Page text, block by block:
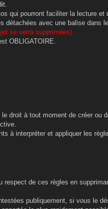
qui pourront faciliter la lecture
avec une balise dans
se verra supprimées)
OBLIGATOIRE.
droit à tout moment de créer ou
à interpréter et appliquer les
respect de ces règles en
publiquement, si vous le